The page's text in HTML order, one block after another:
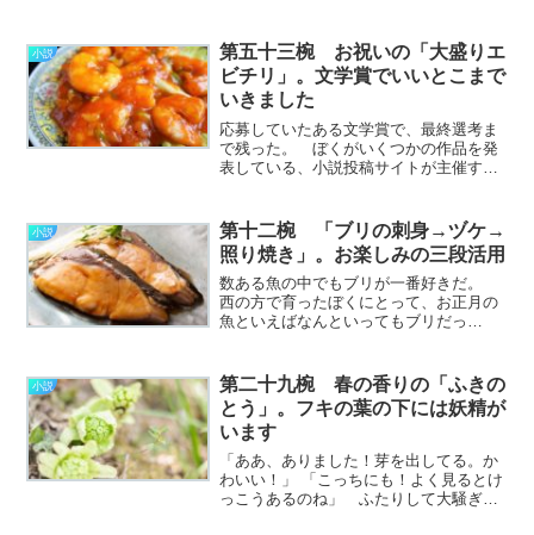
を。 ひざまずいたぼくの肩口に、細
く鋭い銀色の神具がかざされ、祝福の言
葉………………～続きを読む～
小説
第五十三椀 お祝いの「大盛りエ
ビチリ」。文学賞でいいとこまで
いきました
応募していたある文学賞で、最終選考ま
で残った。 ぼくがいくつかの作品を発
表している、小説投稿サイトが主催する
したという確かな手応えを得ることがで
きた。 まだなじみの浅い………………
～続きを読む～
小説
第十二椀 「ブリの刺身→ヅケ→
照り焼き」。お楽しみの三段活用
数ある魚の中でもブリが一番好きだ。
西の方で育ったぼくにとって、お正月の
魚といえばなんといってもブリだっ
インプットされたのだ。 普段は忙しく
て、めったに揃うことのない家
族………………～続きを読む～
小説
第二十九椀 春の香りの「ふきの
とう」。フキの葉の下には妖精が
います
「ああ、ありました！芽を出してる。か
わいい！」 「こっちにも！よく見るとけ
っこうあるのね」 ふたりして大騒ぎし